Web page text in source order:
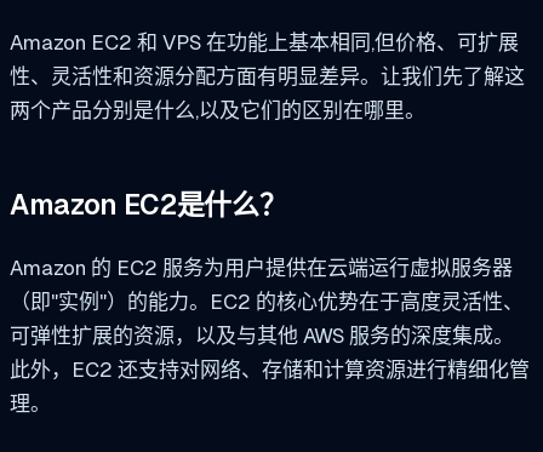
Amazon EC2 和 VPS 在功能上基本相同,但价格、可扩展
性、灵活性和资源分配方面有明显差异。让我们先了解这
两个产品分别是什么,以及它们的区别在哪里。
Amazon EC2是什么？
Amazon 的 EC2 服务为用户提供在云端运行虚拟服务器
（即"实例"）的能力。EC2 的核心优势在于高度灵活性、
可弹性扩展的资源，以及与其他 AWS 服务的深度集成。
此外，EC2 还支持对网络、存储和计算资源进行精细化管
理。